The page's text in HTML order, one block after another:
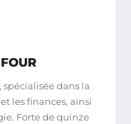
dans la
les finances, ainsi
Forte de quinze